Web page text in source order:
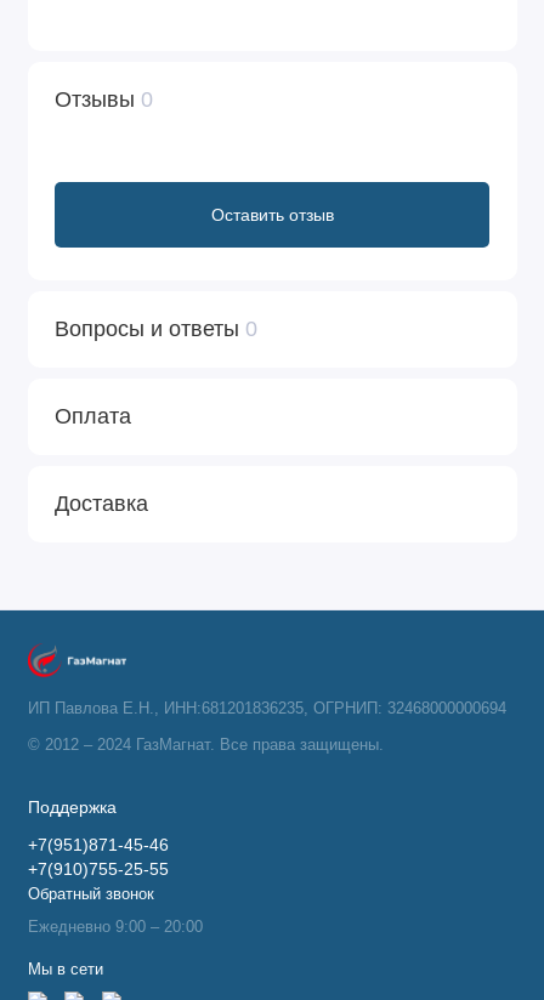
Отзывы 0
Оставить отзыв
Вопросы и ответы 0
Оплата
Доставка
ИП Павлова Е.Н., ИНН:681201836235, ОГРНИП: 32468000000694
© 2012 – 2024 ГазМагнат. Все права защищены.
Поддержка
+7(951)871-45-46
+7(910)755-25-55
Обратный звонок
Ежедневно 9:00 – 20:00
Мы в сети